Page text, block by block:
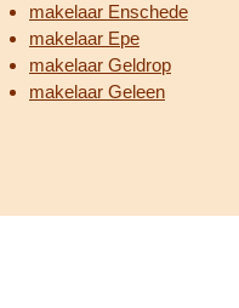
makelaar Enschede
makelaar Epe
makelaar Geldrop
makelaar Geleen